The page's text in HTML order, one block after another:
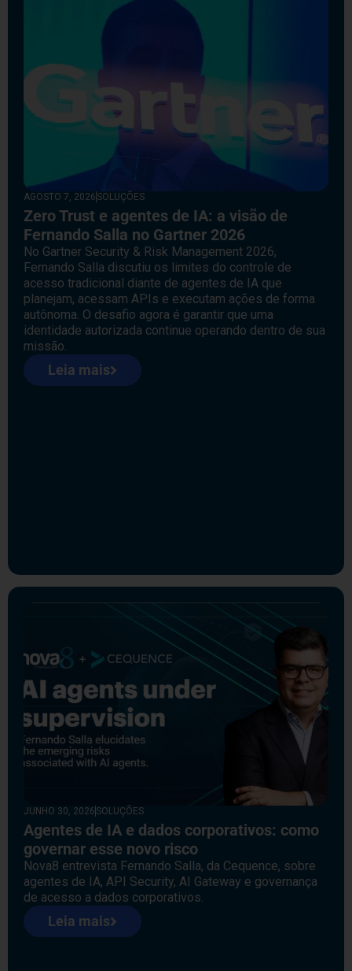
AGOSTO 7, 2026 SOLUÇÕES
Zero Trust e agentes de IA: a visão de
Fernando Salla no Gartner 2026
No Gartner Security & Risk Management 2026,
Fernando Salla discutiu os limites do controle de
acesso tradicional diante de agentes de IA que
planejam, acessam APIs e executam ações de forma
autônoma. O desafio agora é garantir que uma
identidade autorizada continue operando dentro de sua
missão.
Leia mais
JUNHO 30, 2026 SOLUÇÕES
Agentes de IA e dados corporativos: como
governar esse novo risco
Nova8 entrevista Fernando Salla, da Cequence, sobre
agentes de IA, API Security, AI Gateway e governança
de acesso a dados corporativos.
Leia mais